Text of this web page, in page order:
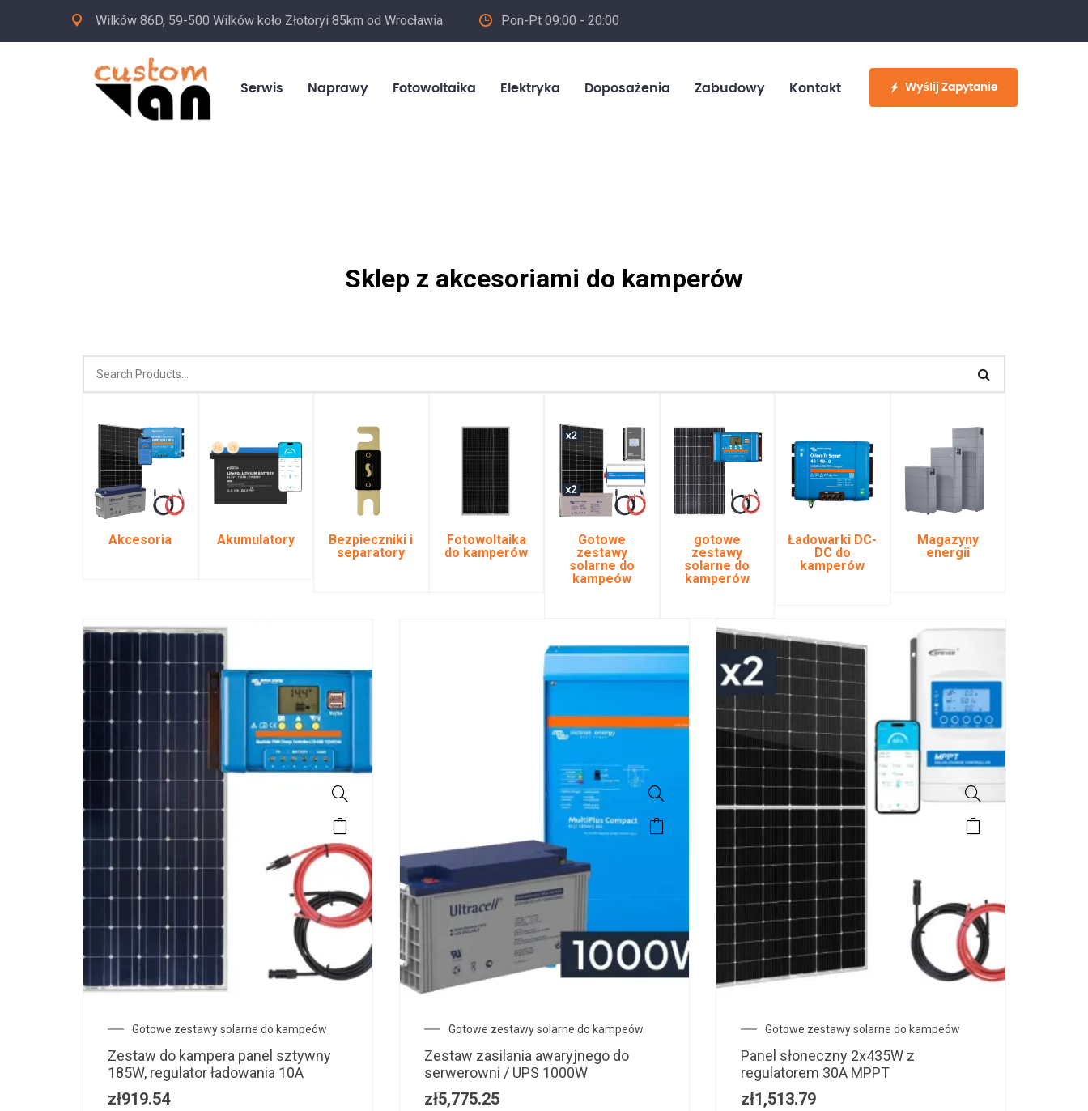
Wilków 86D, 59-500 Wilków koło Złotoryi 85km od Wrocławia Pon-Pt 09:00 - 20:00
530 886 214
Serwis Naprawy Fotowoltaika Elektryka Doposażenia Zabudowy Kontakt Wyślij Zapytanie
Sklep z akcesoriami do kamperów
Akcesoria Akumulatory
Bezpieczniki i
separatory
Fotowoltaika
do kamperów
Gotowe
zestawy
solarne do
kampeów
gotowe
zestawy
solarne do
kamperów
Ładowarki DC-
DC do
kamperów
Magazyny
energii
Gotowe zestawy solarne do kampeów
Zestaw do kampera panel sztywny
185W, regulator ładowania 10A
zł919.54
Gotowe zestawy solarne do kampeów
Zestaw zasilania awaryjnego do
serwerowni / UPS 1000W
zł5,775.25
Gotowe zestawy solarne do kampeów
Panel słoneczny 2x435W z
regulatorem 30A MPPT
zł1,513.79